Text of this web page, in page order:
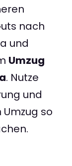
nach
und
Umzug
. Nutze
und
so